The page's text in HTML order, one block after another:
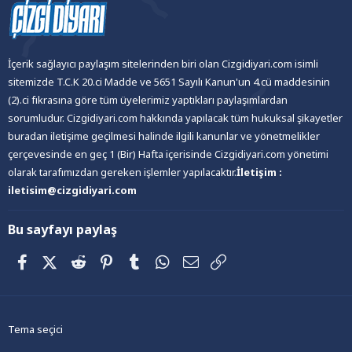
İçerik sağlayıcı paylaşım sitelerinden biri olan Cizgidiyari.com isimli
sitemizde T.C.K 20.ci Madde ve 5651 Sayılı Kanun'un 4.cü maddesinin
(2).ci fıkrasına göre tüm üyelerimiz yaptıkları paylaşımlardan
sorumludur. Cizgidiyari.com hakkında yapılacak tüm hukuksal şikayetler
buradan iletişime geçilmesi halinde ilgili kanunlar ve yönetmelikler
çerçevesinde en geç 1 (Bir) Hafta içerisinde Cizgidiyari.com yönetimi
olarak tarafımızdan gereken işlemler yapılacaktır.İletişim :
iletisim@cizgidiyari.com
Bu sayfayı paylaş
FacebookX (Twitter)
Reddit PinterestTumblrWhatsApp
E-posta
Tema seçici